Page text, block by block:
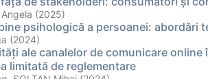
Angela (2025)
psihologică a persoanei: abordări
(2024)
ale canalelor de comunicare online
limitată de reglementare